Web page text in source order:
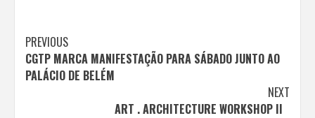
Continue
Reading
PREVIOUS
CGTP MARCA MANIFESTAÇÃO PARA SÁBADO JUNTO AO
PALÁCIO DE BELÉM
NEXT
ART . ARCHITECTURE WORKSHOP II